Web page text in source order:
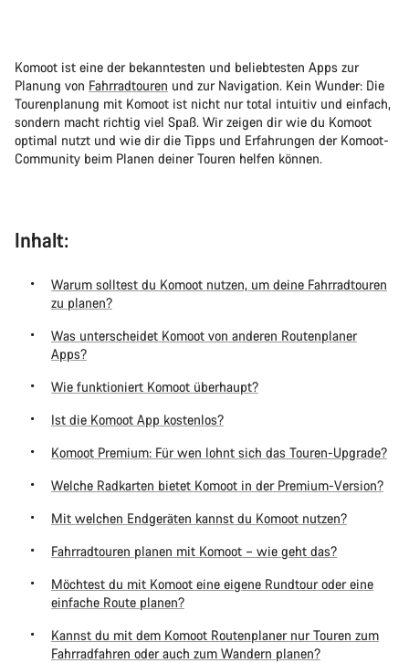
Komoot ist eine der bekanntesten und beliebtesten Apps zur
Planung von Fahrradtouren und zur Navigation. Kein Wunder: Die
Tourenplanung mit Komoot ist nicht nur total intuitiv und einfach,
sondern macht richtig viel Spaß. Wir zeigen dir wie du Komoot
optimal nutzt und wie dir die Tipps und Erfahrungen der Komoot-
Community beim Planen deiner Touren helfen können.
Inhalt:
Warum solltest du Komoot nutzen, um deine Fahrradtouren
zu planen?
Was unterscheidet Komoot von anderen Routenplaner
Apps?
Wie funktioniert Komoot überhaupt?
Ist die Komoot App kostenlos?
Komoot Premium: Für wen lohnt sich das Touren-Upgrade?
Welche Radkarten bietet Komoot in der Premium-Version?
Mit welchen Endgeräten kannst du Komoot nutzen?
Fahrradtouren planen mit Komoot – wie geht das?
Möchtest du mit Komoot eine eigene Rundtour oder eine
einfache Route planen?
Kannst du mit dem Komoot Routenplaner nur Touren zum
Fahrradfahren oder auch zum Wandern planen?